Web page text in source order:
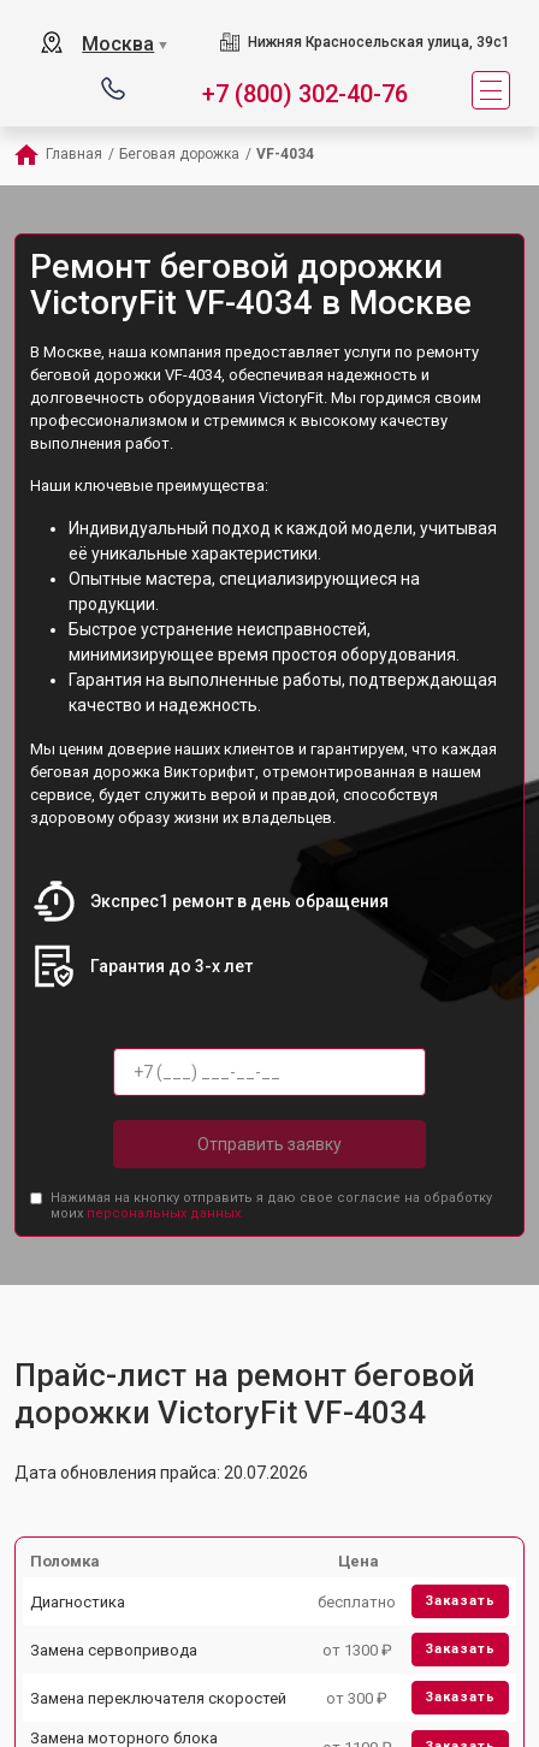
Москва ▼ Нижняя Красносельская улица, 39с1
+7 (800) 302-40-76
Главная / Беговая дорожка / VF-4034
Ремонт беговой дорожки
VictoryFit VF-4034 в Москве
В Москве, наша компания предоставляет услуги по ремонту
беговой дорожки VF-4034, обеспечивая надежность и
долговечность оборудования VictoryFit. Мы гордимся своим
профессионализмом и стремимся к высокому качеству
выполнения работ.
Наши ключевые преимущества:
Индивидуальный подход к каждой модели, учитывая
её уникальные характеристики.
Опытные мастера, специализирующиеся на
продукции.
Быстрое устранение неисправностей,
минимизирующее время простоя оборудования.
Гарантия на выполненные работы, подтверждающая
качество и надежность.
Мы ценим доверие наших клиентов и гарантируем, что каждая
беговая дорожка Викторифит, отремонтированная в нашем
сервисе, будет служить верой и правдой, способствуя
здоровому образу жизни их владельцев.
Экспрес1 ремонт в день обращения
Гарантия до 3-х лет
Отправить заявку
Нажимая на кнопку отправить я даю свое согласие на обработку
моих персональных данных.
Прайс-лист на ремонт беговой
дорожки VictoryFit VF-4034
Дата обновления прайса: 20.07.2026
Поломка Цена
Диагностика бесплатно Заказать
Замена сервопривода от 1300 ₽ Заказать
Замена переключателя скоростей от 300 ₽ Заказать
Замена моторного блока